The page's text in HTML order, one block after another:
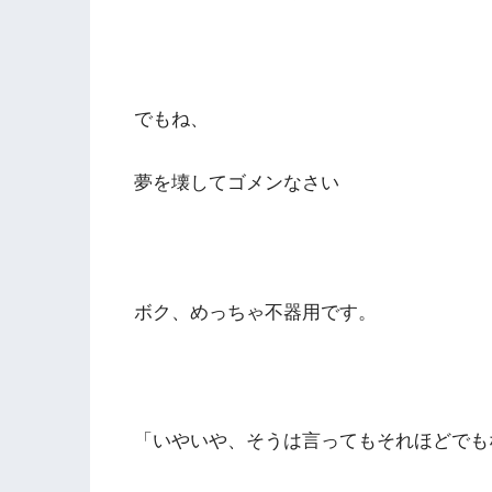
でもね、
夢を壊してゴメンなさい
ボク、めっちゃ不器用です。
「いやいや、そうは言ってもそれほどでも